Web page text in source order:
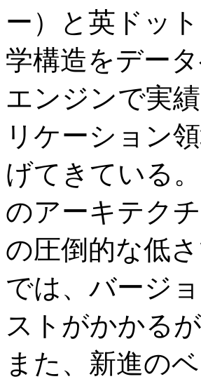
ー）と英ドッ
学構造をデー
エンジンで実
リケーション
げてきている
のアーキテク
の圧倒的な低
では、バージ
ストがかかる
また、新進の